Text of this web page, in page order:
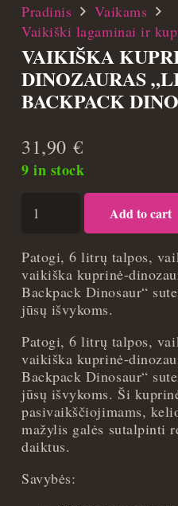
Pradinis
Vaikams
Vaikiški lagaminai ir
VAIKIŠKA
DINOZAURAS
BACKPACK
31,90€
9 in stock
kuprinė-
dinozauras
„LittleLife
Kids
Backpack
Dinosaur“
quantity
Add to cart
Patogi, 6 litrų talpos,
vaikiška kuprinė-
Backpack Dinosaur“
jūsų išvykoms.
Patogi, 6 litrų talpos,
vaikiška kuprinė-
Backpack Dinosaur“
jūsų išvykoms. Ši
pasivaikščiojimams,
mažylis galės sutalpinti
daiktus.
Savybės: